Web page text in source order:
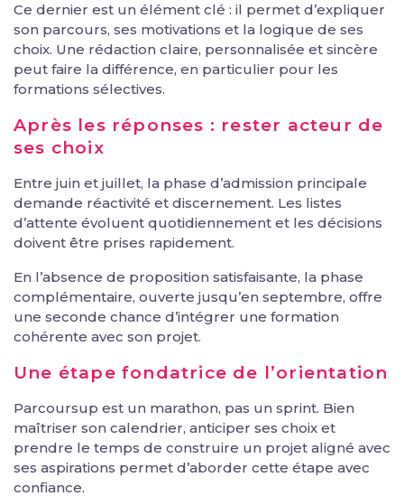
Ce dernier est un élément clé : il permet d’expliquer
son parcours, ses motivations et la logique de ses
choix. Une rédaction claire, personnalisée et sincère
peut faire la différence, en particulier pour les
formations sélectives.
Après les réponses : rester acteur de
ses choix
Entre juin et juillet, la phase d’admission principale
demande réactivité et discernement. Les listes
d’attente évoluent quotidiennement et les décisions
doivent être prises rapidement.
En l’absence de proposition satisfaisante, la phase
complémentaire, ouverte jusqu’en septembre, offre
une seconde chance d’intégrer une formation
cohérente avec son projet.
Une étape fondatrice de l’orientation
Parcoursup est un marathon, pas un sprint. Bien
maîtriser son calendrier, anticiper ses choix et
prendre le temps de construire un projet aligné avec
ses aspirations permet d’aborder cette étape avec
confiance.